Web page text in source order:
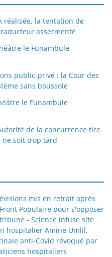
réalisée, la tentation de
assermenté
le Funambule
public-privé : la Cour des
sans boussole
le Funambule
de la concurrence tire
ne soit trop tard
mis en retrait après
Populaire pour s'opposer
- Science infuse site
hospitalier Amine Umlil,
anti-Covid révoqué par
hospitaliers